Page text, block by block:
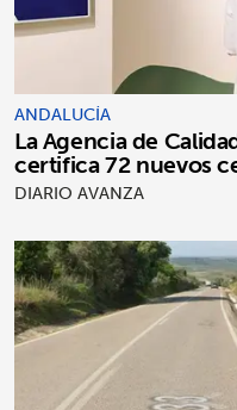
ANDALUCÍA
La Agencia de
certifica 72 nuevos
DIARIO AVANZA